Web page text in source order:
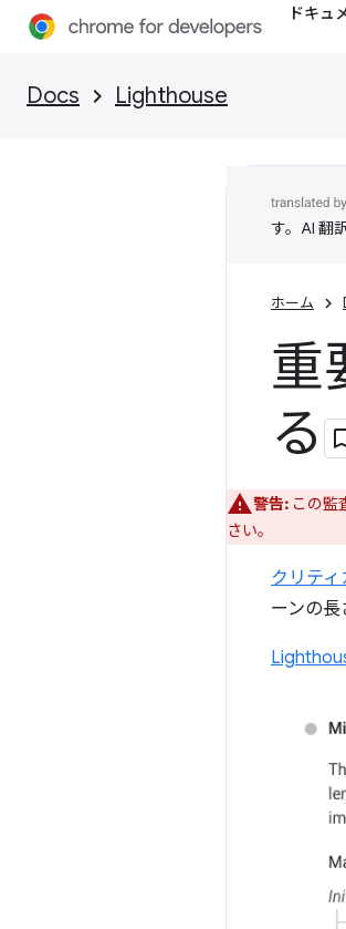
ドキュ
Docs Lighthouse
す。AI 翻
ホーム
重
る
警告: この監
さい。
クリテ
ーンの